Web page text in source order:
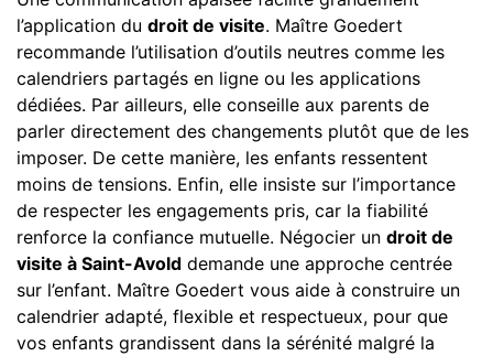
l’application du droit de visite. Maître Goedert
recommande l’utilisation d’outils neutres comme les
calendriers partagés en ligne ou les applications
dédiées. Par ailleurs, elle conseille aux parents de
parler directement des changements plutôt que de les
imposer. De cette manière, les enfants ressentent
moins de tensions. Enfin, elle insiste sur l’importance
de respecter les engagements pris, car la fiabilité
renforce la confiance mutuelle. Négocier un droit de
visite à Saint-Avold demande une approche centrée
sur l’enfant. Maître Goedert vous aide à construire un
calendrier adapté, flexible et respectueux, pour que
vos enfants grandissent dans la sérénité malgré la